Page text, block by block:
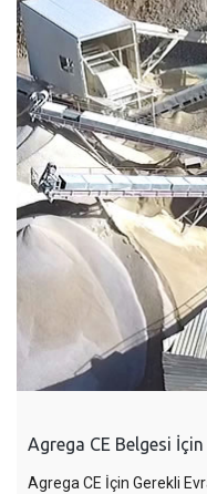
Agrega CE Belgesi
Agrega CE İçin Gerekli